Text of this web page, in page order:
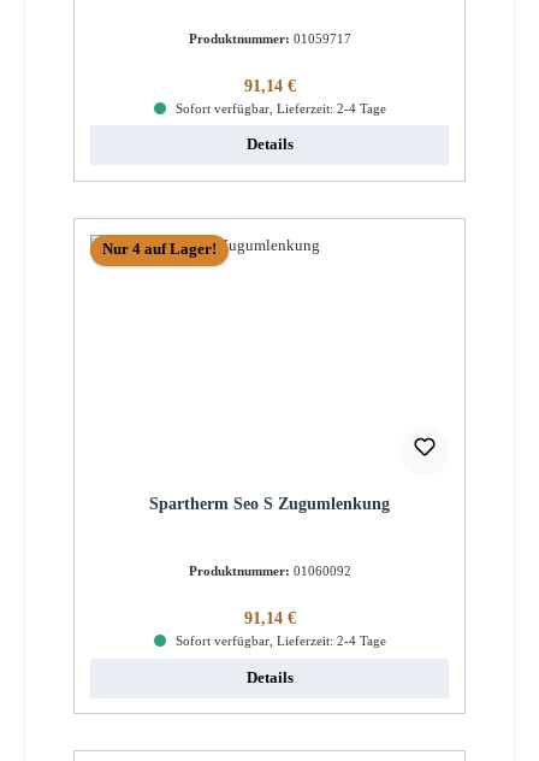
Produktnummer: 01059717
Regulärer Preis:
91,14 €
Sofort verfügbar, Lieferzeit: 2-4 Tage
Details
Nur 4 auf Lager!
Spartherm Seo S Zugumlenkung
Produktnummer: 01060092
Regulärer Preis:
91,14 €
Sofort verfügbar, Lieferzeit: 2-4 Tage
Details